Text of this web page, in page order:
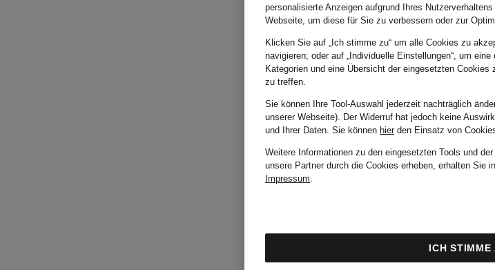
personalisierte Anzeigen aufgrund Ihres
Webseite, um diese für Sie zu verbessern oder zur
Klicken Sie auf „Ich stimme zu“ um alle Cookies zu
navigieren; oder auf „Individuelle Einstellungen“, um
Kategorien und eine Übersicht der eingesetzten Cookies
zu treffen.
Sie können Ihre Tool-Auswahl jederzeit nachträglich
unserer Webseite). Der Widerruf hat jedoch keine
und Ihrer Daten. Sie können hierden Einsatz von
Weitere Informationen zu den eingesetzten Tools und
unsere Partner durch die Cookies erheben, erhalten Sie
Impressum.
ICH STIMME